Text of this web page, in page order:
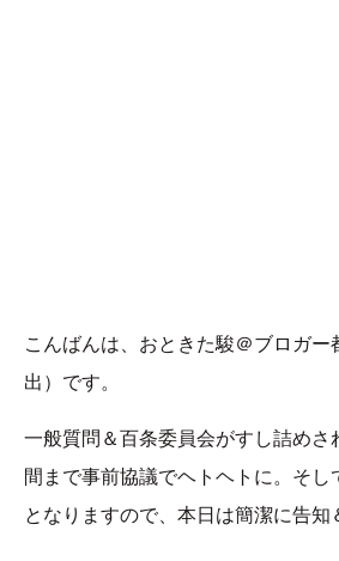
こんばんは、おときた駿＠ブロガー
出）です。
一般質問＆百条委員会がすし詰めさ
間まで事前協議でヘトヘトに。そし
となりますので、本日は簡潔に告知